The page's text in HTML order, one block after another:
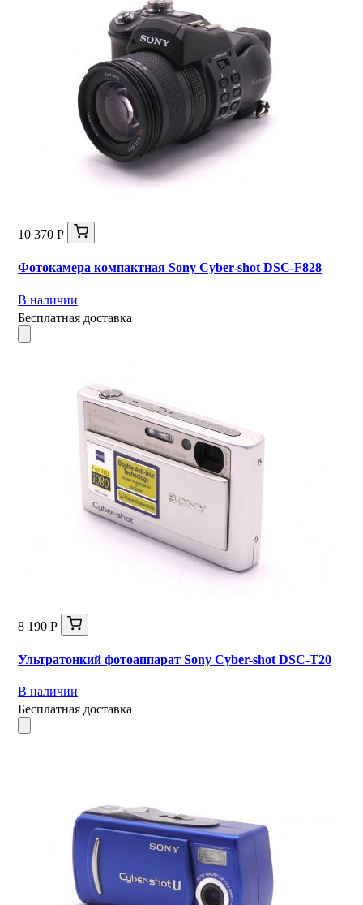
10 370 Р
Фотокамера компактная Sony Cyber-shot DSC-F828
В наличии
Бесплатная доставка
8 190 Р
Ультратонкий фотоаппарат Sony Cyber-shot DSC-T20
В наличии
Бесплатная доставка